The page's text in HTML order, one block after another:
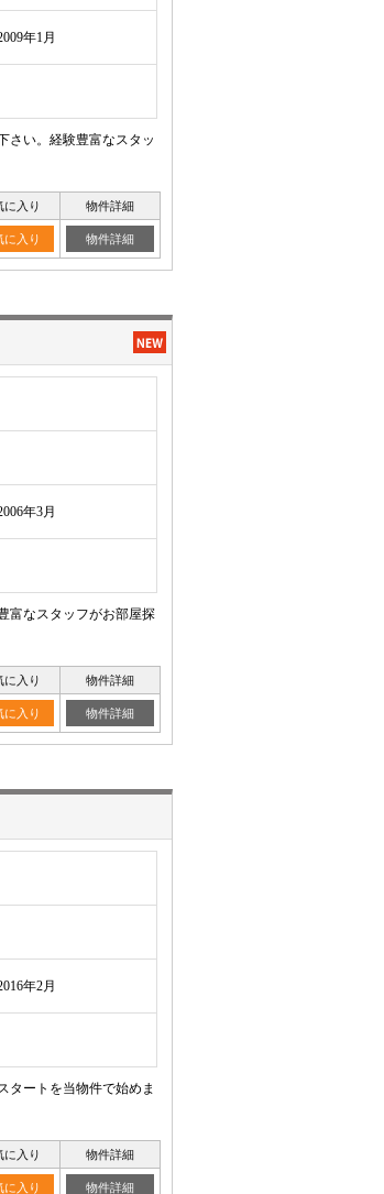
年1月
さい。経験豊富なスタッ
に入り 物件詳細
に入り 物件詳細
年3月
富なスタッフがお部屋探
に入り 物件詳細
に入り 物件詳細
年2月
タートを当物件で始めま
に入り 物件詳細
に入り 物件詳細